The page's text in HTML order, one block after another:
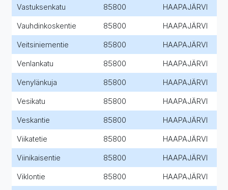
Vastuksenkatu 85800 HAAPAJÄRVI
Vauhdinkoskentie 85800 HAAPAJÄRVI
Veitsiniementie 85800 HAAPAJÄRVI
Venlankatu 85800 HAAPAJÄRVI
Venylänkuja 85800 HAAPAJÄRVI
Vesikatu 85800 HAAPAJÄRVI
Veskantie 85800 HAAPAJÄRVI
Viikatetie 85800 HAAPAJÄRVI
Viinikaisentie 85800 HAAPAJÄRVI
Viklontie 85800 HAAPAJÄRVI